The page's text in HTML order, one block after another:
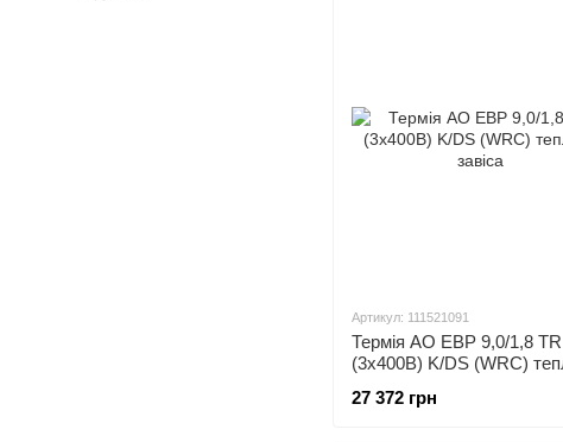
Артикул: 111521091
Термія АО ЕВР 9,0/1,8 TR
(3х400В) K/DS (WRC)
27 372 грн